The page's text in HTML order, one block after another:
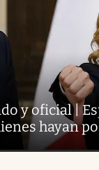
y oficial |
hayan